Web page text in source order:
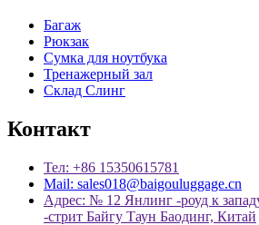
Багаж
Рюкзак
Сумка для ноутбука
Тренажерный зал
Склад Слинг
Контакт
Тел: +86 15350615781
Mail: sales018@baigouluggage.cn
Адрес: № 12 Янлинг -роуд к
-стрит Байгу Таун Баодинг, Китай